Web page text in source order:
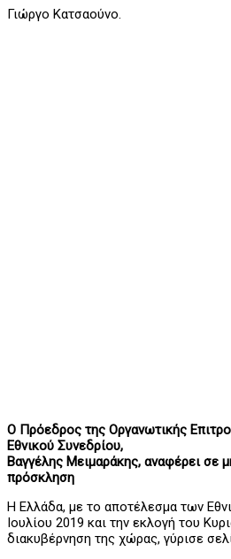
Γιώργο Κατσαούνο.
O Πρόεδρος της Οργανωτικής
Εθνικού Συνεδρίου,
Βαγγέλης Μειμαράκης, αναφέρει σε
πρόσκληση
Η Ελλάδα, με το αποτέλεσμα των
Ιουλίου 2019 και την εκλογή του
διακυβέρνηση της χώρας, γύρισε